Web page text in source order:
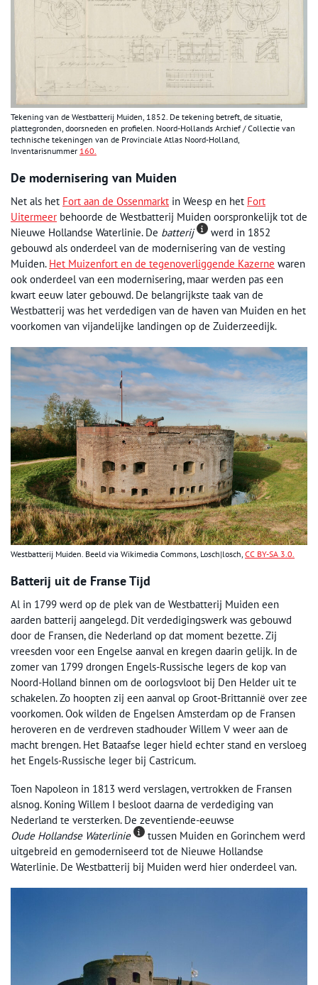
Tekening van de Westbatterij Muiden, 1852. De tekening betreft, de situatie,
plattegronden, doorsneden en profielen. Noord-Hollands Archief / Collectie van
technische tekeningen van de Provinciale Atlas Noord-Holland,
Inventarisnummer 160.
De modernisering van Muiden
Net als het Fort aan de Ossenmarkt in Weesp en het Fort
Uitermeer behoorde de Westbatterij Muiden oorspronkelijk tot de
Nieuwe Hollandse Waterlinie. De batterij
werd in 1852
gebouwd als onderdeel van de modernisering van de vesting
Muiden. Het Muizenfort en de tegenoverliggende Kazerne waren
ook onderdeel van een modernisering, maar werden pas een
kwart eeuw later gebouwd. De belangrijkste taak van de
Westbatterij was het verdedigen van de haven van Muiden en het
voorkomen van vijandelijke landingen op de Zuiderzeedijk.
Westbatterij Muiden. Beeld via Wikimedia Commons, Losch|losch, CC BY-SA 3.0.
Batterij uit de Franse Tijd
Al in 1799 werd op de plek van de Westbatterij Muiden een
aarden batterij aangelegd. Dit verdedigingswerk was gebouwd
door de Fransen, die Nederland op dat moment bezette. Zij
vreesden voor een Engelse aanval en kregen daarin gelijk. In de
zomer van 1799 drongen Engels-Russische legers de kop van
Noord-Holland binnen om de oorlogsvloot bij Den Helder uit te
schakelen. Zo hoopten zij een aanval op Groot-Brittannië over zee
voorkomen. Ook wilden de Engelsen Amsterdam op de Fransen
heroveren en de verdreven stadhouder Willem V weer aan de
macht brengen. Het Bataafse leger hield echter stand en versloeg
het Engels-Russische leger bij Castricum.
Toen Napoleon in 1813 werd verslagen, vertrokken de Fransen
alsnog. Koning Willem I besloot daarna de verdediging van
Nederland te versterken. De zeventiende-eeuwse
Oude Hollandse Waterlinie
tussen Muiden en Gorinchem werd
uitgebreid en gemoderniseerd tot de Nieuwe Hollandse
Waterlinie. De Westbatterij bij Muiden werd hier onderdeel van.